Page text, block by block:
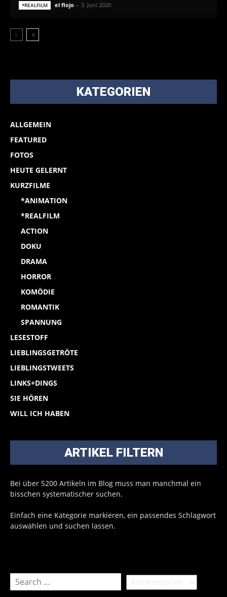
*REALFILM el flojo - 3. Juni 2020
KATEGORIEN
ALLGEMEIN
FEATURED
FOTOS
HEUTE GELERNT
KURZFILME
*ANIMATION
*REALFILM
ACTION
DOKU
DRAMA
HORROR
KOMÖDIE
ROMANTIK
SPANNUNG
LESESTOFF
LIEBLINGSGETRÖTE
LIEBLINGSTWEETS
LINKS+DINGS
SIE HÖREN
WILL ICH HABEN
ARTIKEL FILTERN
Bei über 5200 Artikeln im Blog muss man manchmal ein
bisschen systematischer suchen.
Einfach eine Kategorie markieren, ein passendes Schlagwort
auswählen und suchen lassen.